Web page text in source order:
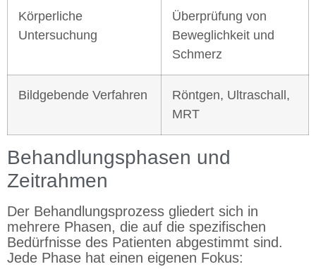
Körperliche
Untersuchung
Überprüfung von
Beweglichkeit und
Schmerz
Bildgebende Verfahren
Röntgen, Ultraschall,
MRT
Behandlungsphasen und
Zeitrahmen
Der Behandlungsprozess gliedert sich in
mehrere Phasen, die auf die spezifischen
Bedürfnisse des Patienten abgestimmt sind.
Jede Phase hat einen eigenen Fokus: